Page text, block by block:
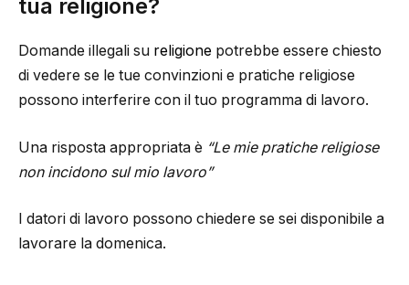
tua religione?
Domande illegali su religione potrebbe essere chiesto
di vedere se le tue convinzioni e pratiche religiose
possono interferire con il tuo programma di lavoro.
Una risposta appropriata è “Le mie pratiche religiose
non incidono sul mio lavoro”
I datori di lavoro possono chiedere se sei disponibile a
lavorare la domenica.